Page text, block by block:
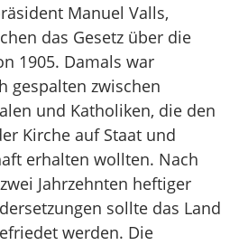
Manuel Valls,
das Gesetz über die
1905. Damals war
gespalten zwischen
und Katholiken, die den
Kirche auf Staat und
erhalten wollten. Nach
Jahrzehnten heftiger
sollte das Land
werden. Die